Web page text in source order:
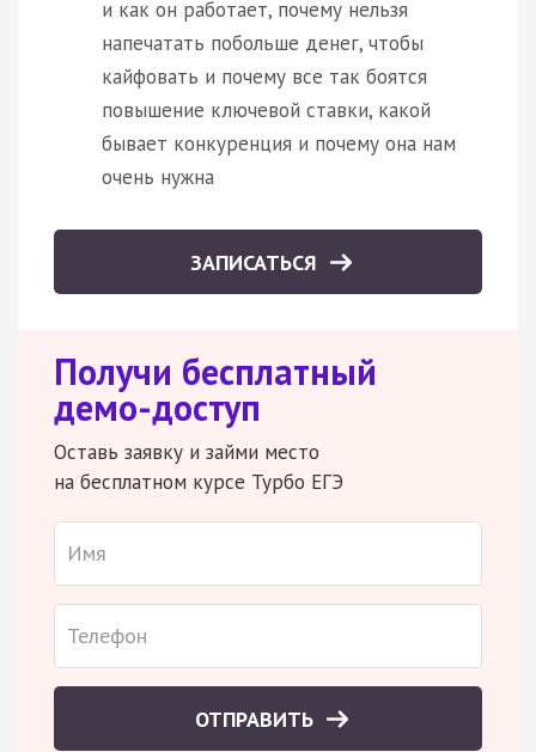
и как он работает, почему нельзя
напечатать побольше денег, чтобы
кайфовать и почему все так боятся
повышение ключевой ставки, какой
бывает конкуренция и почему она нам
очень нужна
ЗАПИСАТЬСЯ
Получи бесплатный
демо-доступ
Оставь заявку и займи место
на бесплатном курсе Турбо ЕГЭ
ОТПРАВИТЬ